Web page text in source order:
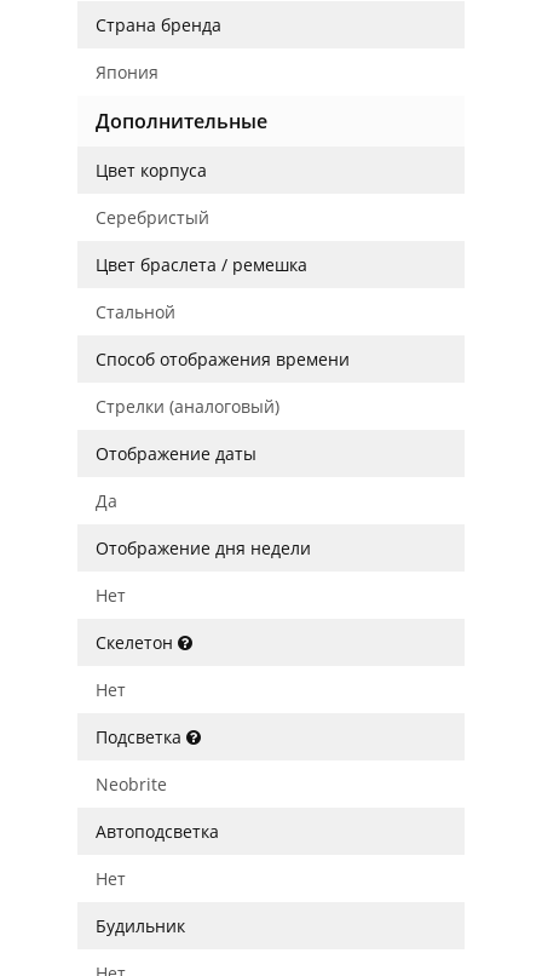
Страна бренда
Япония
Дополнительные
Цвет корпуса
Серебристый
Цвет браслета / ремешка
Стальной
Способ отображения времени
Стрелки (аналоговый)
Отображение даты
Да
Отображение дня недели
Нет
Скелетон
Нет
Подсветка
Neobrite
Автоподсветка
Нет
Будильник